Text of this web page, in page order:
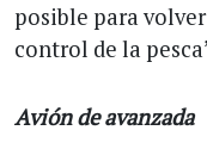
posible para
control de la
Avión de avanzada